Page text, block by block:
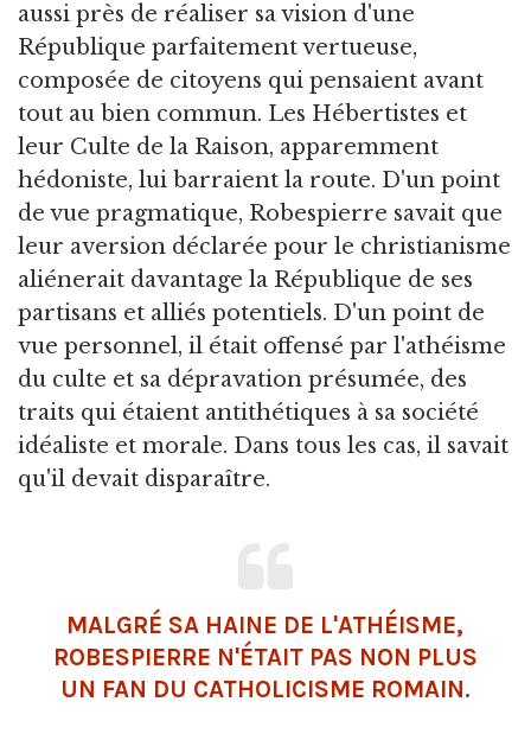
aussi près de réaliser sa vision d'une
République parfaitement vertueuse,
composée de citoyens qui pensaient avant
tout au bien commun. Les Hébertistes et
leur Culte de la Raison, apparemment
hédoniste, lui barraient la route. D'un point
de vue pragmatique, Robespierre savait que
leur aversion déclarée pour le christianisme
aliénerait davantage la République de ses
partisans et alliés potentiels. D'un point de
vue personnel, il était offensé par l'athéisme
du culte et sa dépravation présumée, des
traits qui étaient antithétiques à sa société
idéaliste et morale. Dans tous les cas, il savait
qu'il devait disparaître.
MALGRÉ SA HAINE DE L'ATHÉISME,
ROBESPIERRE N'ÉTAIT PAS NON PLUS
UN FAN DU CATHOLICISME ROMAIN.